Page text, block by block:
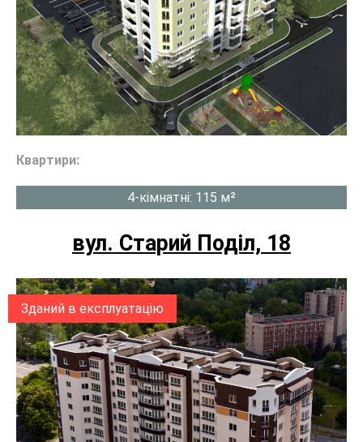
Квартири:
4-кімнатні: 115 м²
вул. Старий Поділ, 18
Зданий в експлуатацію